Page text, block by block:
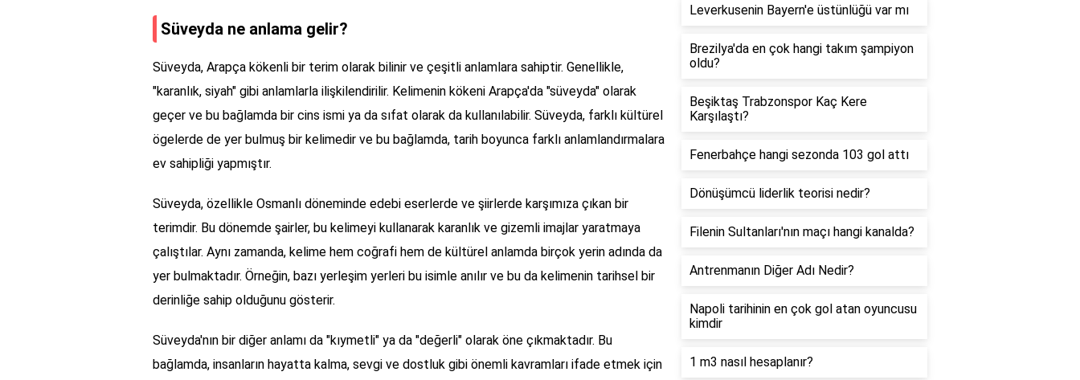
Süveyda ne anlama gelir?
Süveyda, Arapça kökenli bir terim olarak bilinir ve çeşitli anlamlara sahiptir. Genellikle,
"karanlık, siyah" gibi anlamlarla ilişkilendirilir. Kelimenin kökeni Arapça'da "süveyda" olarak
geçer ve bu bağlamda bir cins ismi ya da sıfat olarak da kullanılabilir. Süveyda, farklı kültürel
ögelerde de yer bulmuş bir kelimedir ve bu bağlamda, tarih boyunca farklı anlamlandırmalara
ev sahipliği yapmıştır.
Süveyda, özellikle Osmanlı döneminde edebi eserlerde ve şiirlerde karşımıza çıkan bir
terimdir. Bu dönemde şairler, bu kelimeyi kullanarak karanlık ve gizemli imajlar yaratmaya
çalıştılar. Aynı zamanda, kelime hem coğrafi hem de kültürel anlamda birçok yerin adında da
yer bulmaktadır. Örneğin, bazı yerleşim yerleri bu isimle anılır ve bu da kelimenin tarihsel bir
derinliğe sahip olduğunu gösterir.
Süveyda'nın bir diğer anlamı da "kıymetli" ya da "değerli" olarak öne çıkmaktadır. Bu
bağlamda, insanların hayatta kalma, sevgi ve dostluk gibi önemli kavramları ifade etmek için
Leverkusenin Bayern'e üstünlüğü var mı
Brezilya'da en çok hangi takım şampiyon
oldu?
Beşiktaş Trabzonspor Kaç Kere
Karşılaştı?
Fenerbahçe hangi sezonda 103 gol attı
Dönüşümcü liderlik teorisi nedir?
Filenin Sultanları'nın maçı hangi kanalda?
Antrenmanın Diğer Adı Nedir?
Napoli tarihinin en çok gol atan oyuncusu
kimdir
1 m3 nasıl hesaplanır?